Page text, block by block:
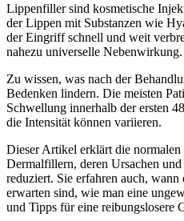
Lippenfiller sind kosmetische
der Lippen mit Substanzen wie
der Eingriff schnell und weit
nahezu universelle Nebenwirkung.
Zu wissen, was nach der
Bedenken lindern. Die meisten
Schwellung innerhalb der ersten
die Intensität können variieren.
Dieser Artikel erklärt die normalen
Dermalfillern, deren Ursachen
reduziert. Sie erfahren auch,
erwarten sind, wie man eine
und Tipps für eine reibungslosere